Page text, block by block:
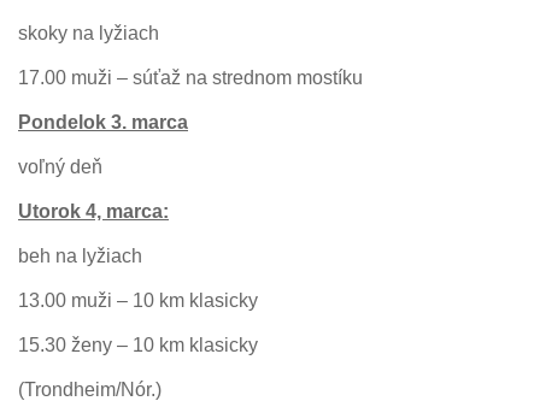
skoky na lyžiach
17.00 muži – súťaž na strednom mostíku
Pondelok 3. marca
voľný deň
Utorok 4, marca:
beh na lyžiach
13.00 muži – 10 km klasicky
15.30 ženy – 10 km klasicky
(Trondheim/Nór.)